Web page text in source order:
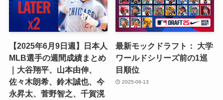
【2025年6月9日週】日本人
MLB選手の週間成績まとめ
｜大谷翔平、山本由伸、
佐々木朗希、鈴木誠也、今
永昇太、菅野智之、千賀滉
最新モックドラフト： 大学
ワールドシリーズ前の1巡
目順位
2025-06-13